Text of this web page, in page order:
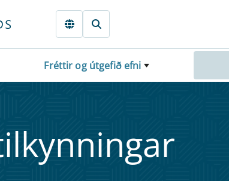
Fréttir og útgefið efni